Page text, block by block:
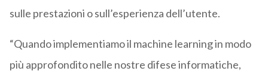
sulle prestazioni o sull’esperienza dell’utente.
“Quando implementiamo il machine learning in modo
più approfondito nelle nostre difese informatiche,